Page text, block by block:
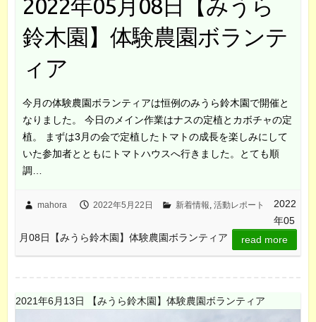
2022年05月08日【みうら
鈴木園】体験農園ボランテ
ィア
今月の体験農園ボランティアは恒例のみうら鈴木園で開催と
なりました。 今日のメイン作業はナスの定植とカボチャの定
植。 まずは3月の会で定植したトマトの成長を楽しみにして
いた参加者とともにトマトハウスへ行きました。とても順
調…
mahora 2022年5月22日 新着情報, 活動レポート
2022
年05
月08日【みうら鈴木園】体験農園ボランティア
read more
2021年6月13日 【みうら鈴木園】体験農園ボランティア